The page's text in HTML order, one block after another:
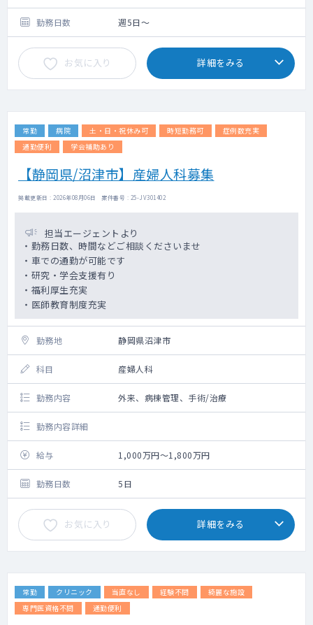
主な診療は眼科一般、白内障、緑内障、網膜
硝子体疾患等となります。
白内障手術は約30件程度/月、外来患者数は
初再診含め約30名/日となります。
(募集求人の概要)
※育児介護短時間のご相談も可。
◇ 住宅補助 単身：66,000円／月、世帯：
※持ち家補助有り
◇ 赴任費用 全額負担
◇ 学会・研修費補助あり
◇ 医師賠償保険は団体で加入しています
網膜光凝固装置：ＹＬＣ－500
【検査機器】
光干渉断層計：DRI OCT Triton PLUS
光学式眼内寸法測定装置：IOLマスター700
静的自動視野計：HFAⅢ840
※賞与、当直手当、時間外手当等含む
勤務日数
週5日～
お気に入り 詳細をみる
常勤 病院 土・日・祝休み可 時短勤務可
症例数充実
通勤便利
学会補助あり
【静岡県/沼津市】産婦人科募集
掲載更新日 : 2026年08月06日 案件番号 : 25-JV301402
担当エージェントより
・勤務日数、時間などご相談くださいませ
・車での通勤が可能です
・研究・学会支援有り
・福利厚生充実
・医師教育制度充実
勤務地 静岡県沼津市
科目 産婦人科
勤務内容 外来、病棟管理、手術/治療
勤務内容詳細
給与 1,000万円～1,800万円
勤務日数 5日
お気に入り 詳細をみる
常勤 クリニック 当直なし 経験不問
綺麗な施設
専門医資格不問
通勤便利